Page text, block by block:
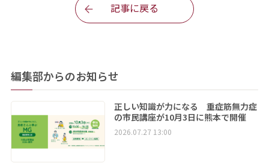
記事に戻る
編集部からのお知らせ
正しい知識が力になる 重症筋無力症
の市民講座が10月3日に熊本で開催
2026.07.27 13:00